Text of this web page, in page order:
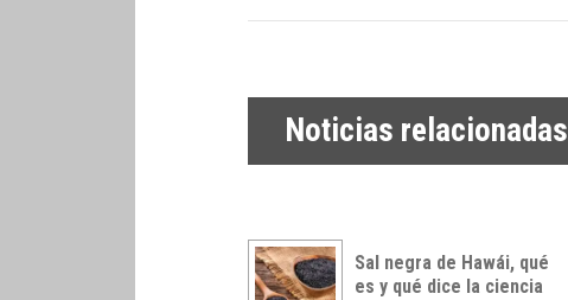
Noticias relacionadas
Sal negra de Hawái, qué
es y qué dice la ciencia